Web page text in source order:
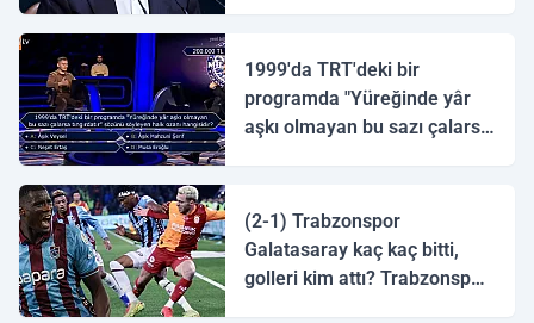
1999'da TRT'deki bir
programda "Yüreğinde yâr
aşkı olmayan bu sazı çalarsa
(2-1) Trabzonspor
Galatasaray kaç kaç bitti,
golleri kim attı? Trabzonspor